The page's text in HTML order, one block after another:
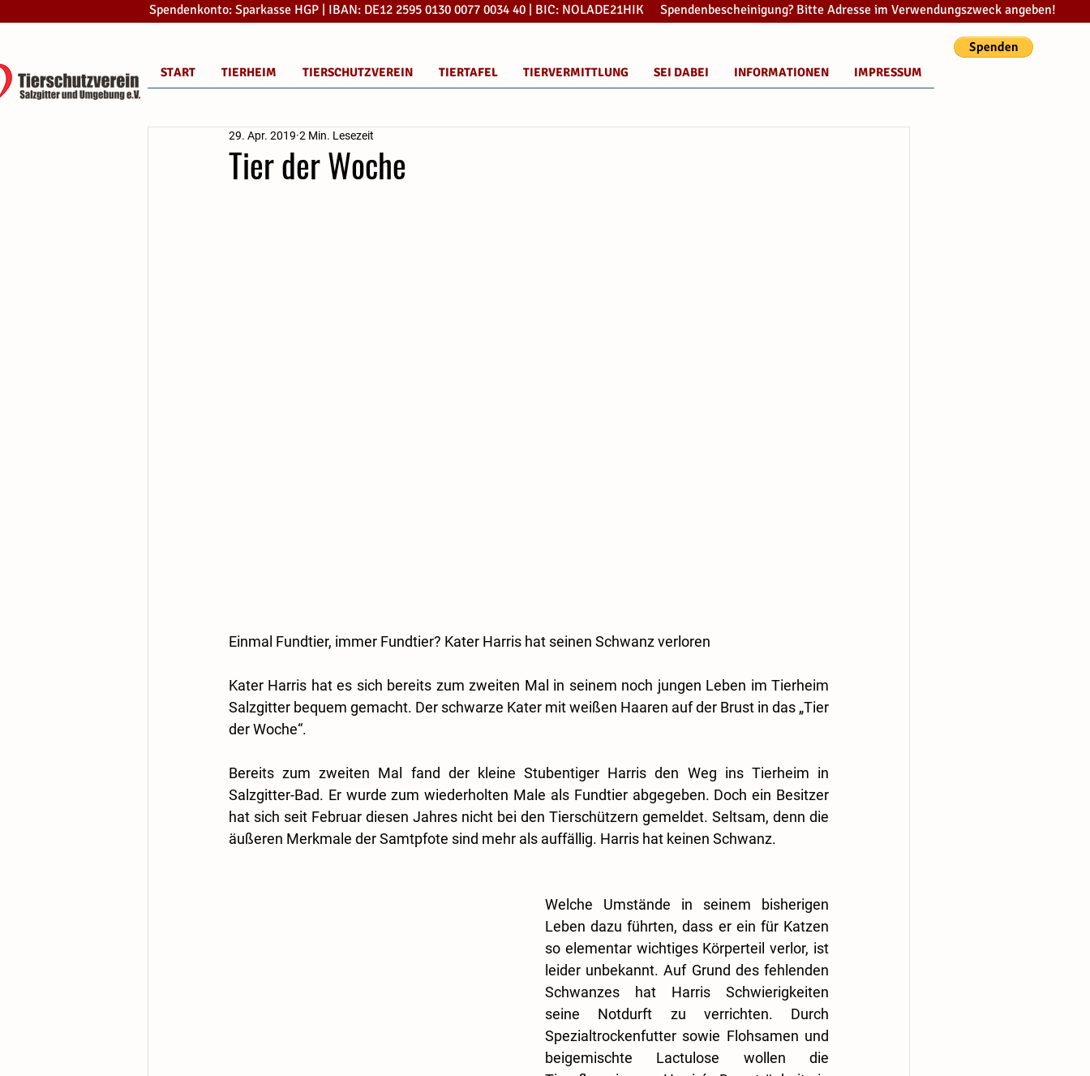
Spendenkonto: Sparkasse HGP | IBAN: DE12 2595 0130 0077 0034 40 | BIC: NOLADE21HIK Spendenbescheinigung? Bitte Adresse im Verwendungszweck angeben!
START TIERHEIM TIERSCHUTZVEREIN TIERTAFEL TIERVERMITTLUNG SEI DABEI INFORMATIONEN IMPRESSUM
Tier der Woche
29. Apr. 2019 2 Min. Lesezeit
Einmal Fundtier, immer Fundtier? Kater Harris hat seinen Schwanz verloren
Kater Harris hat es sich bereits zum zweiten Mal in seinem noch jungen Leben im Tierheim
Salzgitter bequem gemacht. Der schwarze Kater mit weißen Haaren auf der Brust in das „Tier
der Woche“.
Bereits zum zweiten Mal fand der kleine Stubentiger Harris den Weg ins Tierheim in
Salzgitter-Bad. Er wurde zum wiederholten Male als Fundtier abgegeben. Doch ein Besitzer
hat sich seit Februar diesen Jahres nicht bei den Tierschützern gemeldet. Seltsam, denn die
äußeren Merkmale der Samtpfote sind mehr als auffällig. Harris hat keinen Schwanz.
Welche Umstände in seinem bisherigen
Leben dazu führten, dass er ein für Katzen
so elementar wichtiges Körperteil verlor, ist
leider unbekannt. Auf Grund des fehlenden
Schwanzes hat Harris Schwierigkeiten
seine Notdurft zu verrichten. Durch
Spezialtrockenfutter sowie Flohsamen und
beigemischte Lactulose wollen die